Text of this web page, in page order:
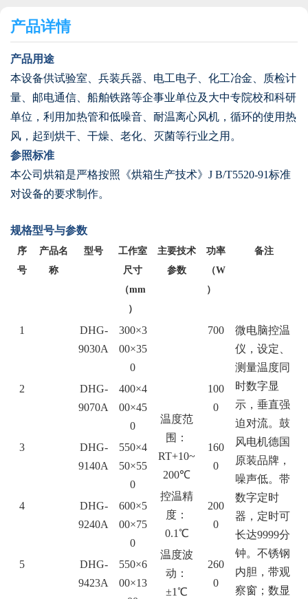
产品详情
产品用途
本设备供试验室、兵装兵器、电工电子、化工冶金、质检计
量、邮电通信、船舶铁路等企事业单位及大中专院校和科研
单位，利用加热管和低噪音、耐温离心风机，循环的使用热
风，起到烘干、干燥、老化、灭菌等行业之用。
参照标准
本公司烘箱是严格按照《烘箱生产技术》J B/T5520-91标准
对设备的要求制作。
规格型号与参数
序
号
产品名
称
型号
工作室
尺寸
（mm
）
主要技术
参数
功率
（W
）
备注
1
DHG-
9030A
300×3
00×35
0
温度范
围：
RT+10~
200℃
控温精
度：
0.1℃
温度波
动：
±1℃
700
微电脑控温
仪，设定、
测量温度同
时数字显
示，垂直强
迫对流。鼓
风电机德国
原装品牌，
噪声低。带
数字定时
器，定时可
长达9999分
钟。不锈钢
内胆，带观
察窗；数显
2
DHG-
9070A
400×4
00×45
0
100
0
3
DHG-
9140A
550×4
50×55
0
160
0
4
DHG-
9240A
600×5
00×75
0
200
0
5
DHG-
9423A
550×6
00×13
260
0